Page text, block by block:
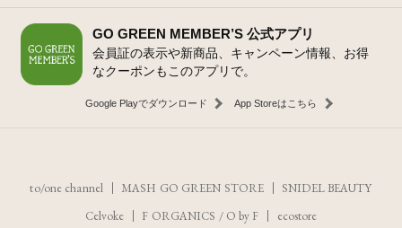
GO GREEN MEMBER’S 公式アプリ
会員証の表示や新商品、キャンペーン情報、お得
なクーポンもこのアプリで。
Google Playでダウンロード App Storeはこちら
to/one channel MASH GO GREEN STORE
SNIDEL BEAUTY
Celvoke
F ORGANICS / O by F ecostore